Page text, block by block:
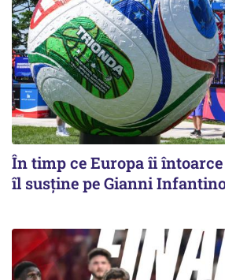
În timp ce Europa îi
îl susține pe Gianni